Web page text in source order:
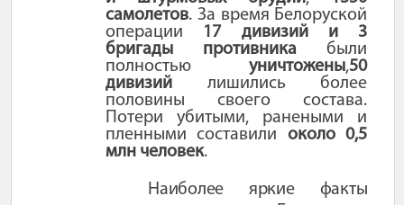
самолетов. За время Белоруской
операции 17 дивизий и 3
бригады противника были
полностьюуничтожены,50
дивизий лишились более
половины своего состава.
Потери убитыми, ранеными и
пленными составили около 0,5
млн человек.
Наиболее яркие факты